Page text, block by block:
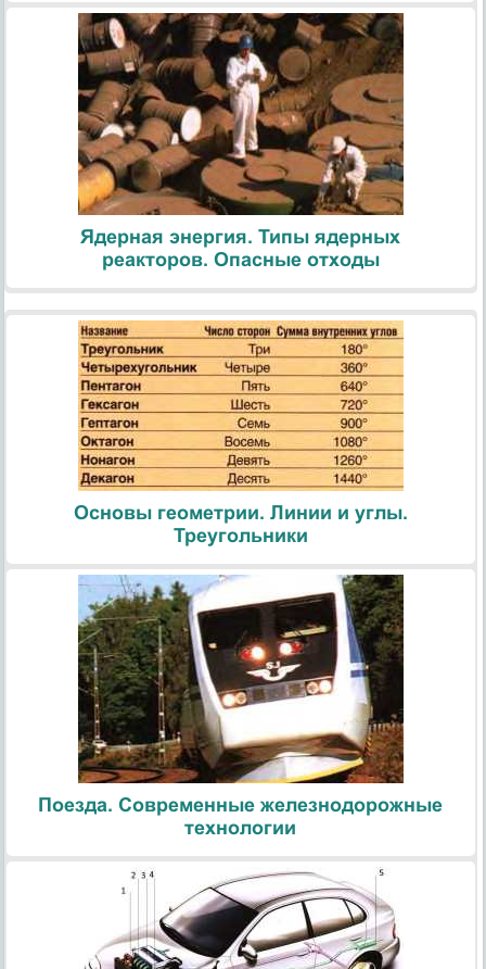
Ядерная энергия. Типы ядерных
реакторов. Опасные отходы
Основы геометрии. Линии и углы.
Треугольники
Поезда. Современные железнодорожные
технологии